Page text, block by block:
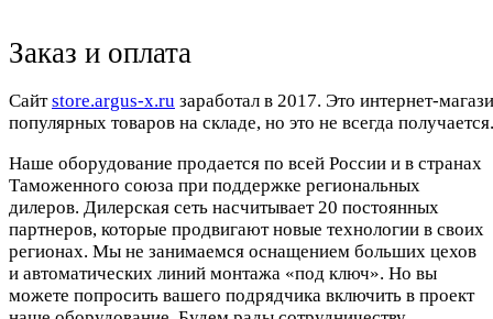
Заказ и оплата
Cайтstore.argus-x.ru заработал в 2017. Это интернет-
популярных товаров на складе, но это не всегда
Наше оборудование продается по всей России и в странах
Таможенного союза при поддержке региональных
дилеров. Дилерская сеть насчитывает 20 постоянных
партнеров, которые продвигают новые технологии в своих
регионах. Мы не занимаемся оснащением больших цехов
и автоматических линий монтажа «под ключ». Но вы
можете попросить вашего подрядчика включить в проект